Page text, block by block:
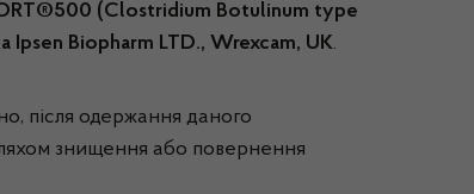
(Clostridium Botulinum type
Biopharm LTD., Wrexcam, UK.
після одержання даного
знищення або повернення